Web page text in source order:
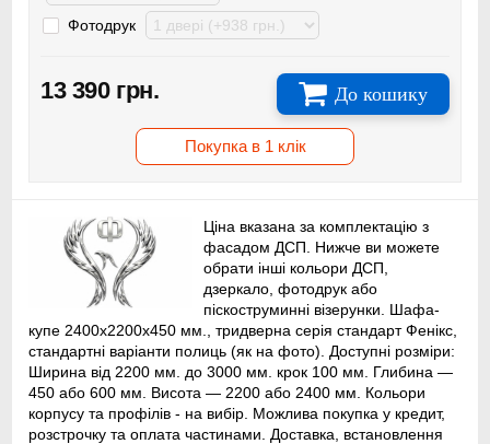
Фотодрук
13 390 грн. До кошику
Покупка в 1 клік
Ціна вказана за комплектацію з
фасадом ДСП. Нижче ви можете
обрати інші кольори ДСП,
дзеркало, фотодрук або
піскоструминні візерунки. Шафа-
купе 2400x2200x450 мм., тридверна серія стандарт Фенікс,
стандартні варіанти полиць (як на фото). Доступні розміри:
Ширина від 2200 мм. до 3000 мм. крок 100 мм. Глибина —
450 або 600 мм. Висота — 2200 або 2400 мм. Кольори
корпусу та профілів - на вибір. Можлива покупка у кредит,
розстрочку та оплата частинами. Доставка, встановлення